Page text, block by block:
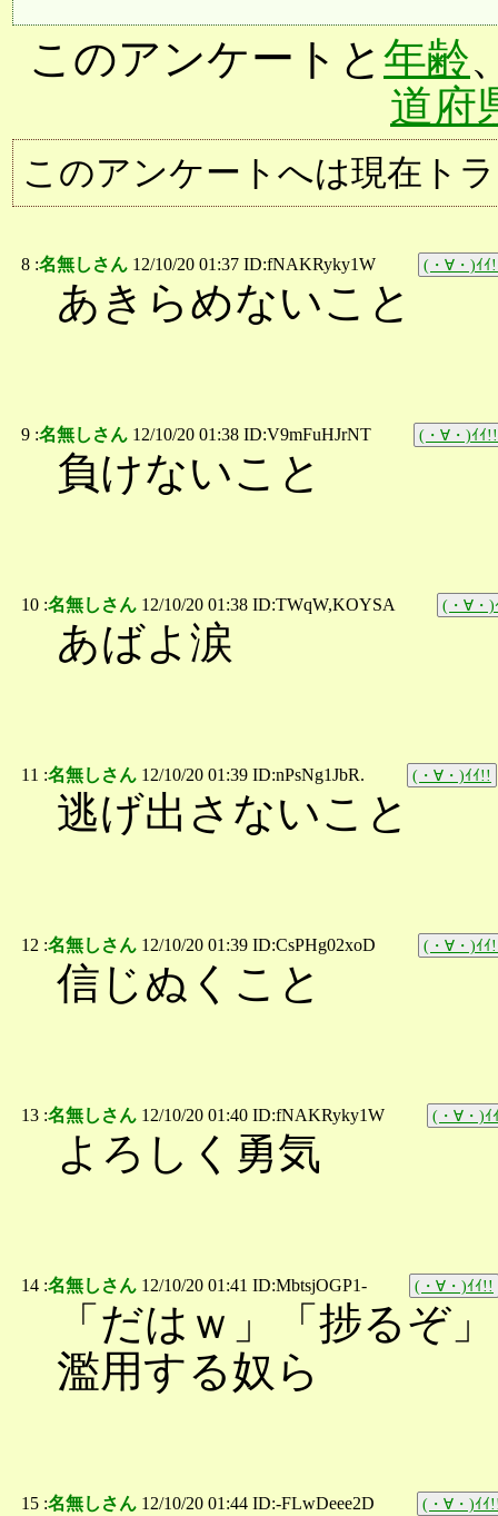
このアンケートと 年齢
道府
このアンケートへは現在ト
8 :名無しさん 12/10/20 01:37 ID:fNAKRyky1W (・∀・)ｲｲ
あきらめないこと
9 :名無しさん 12/10/20 01:38 ID:V9mFuHJrNT (・∀・)ｲｲ!!
負けないこと
10 :名無しさん 12/10/20 01:38 ID:TWqW,KOYSA (・∀・)
あばよ涙
11 :名無しさん 12/10/20 01:39 ID:nPsNg1JbR. (・∀・)ｲｲ!!
逃げ出さないこと
12 :名無しさん 12/10/20 01:39 ID:CsPHg02xoD (・∀・)ｲｲ
信じぬくこと
13 :名無しさん 12/10/20 01:40 ID:fNAKRyky1W (・∀・)ｲ
よろしく勇気
14 :名無しさん 12/10/20 01:41 ID:MbtsjOGP1- (・∀・)ｲｲ!!
「だはｗ」「捗るぞ
濫用する奴ら
15 :名無しさん 12/10/20 01:44 ID:-FLwDeee2D (・∀・)ｲｲ